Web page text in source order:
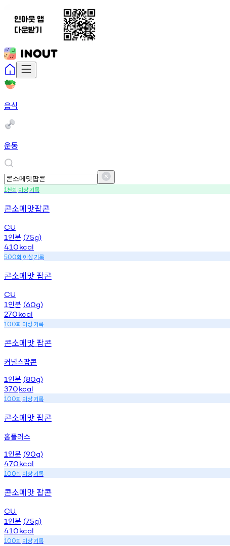
음식
운동
1천회 이상기록
콘소메맛팝콘
CU
1 인분 (75g)
410kcal
500회 이상기록
콘소메맛 팝콘
CU
1 인분 (60g)
270kcal
100회 이상기록
콘소메맛 팝콘
커널스팝콘
1 인분 (80g)
370kcal
100회 이상기록
콘소메맛 팝콘
홈플러스
1 인분 (90g)
470kcal
100회 이상기록
콘소메맛 팝콘
CU.
1 인분 (75g)
410kcal
100회 이상기록